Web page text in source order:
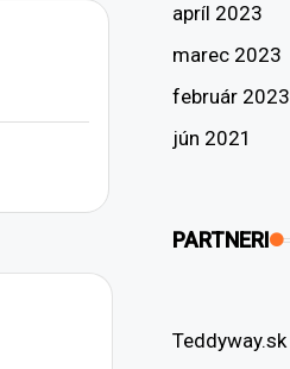
apríl 2023
marec 2023
február 2023
jún 2021
PARTNERI
Teddyway.sk